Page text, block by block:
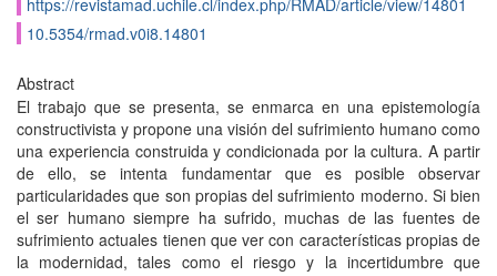
https://revistamad.uchile.cl/index.php/RMAD/article/view/14801
10.5354/rmad.v0i8.14801
Abstract
El trabajo que se presenta, se enmarca en una epistemología
constructivista y propone una visión del sufrimiento humano como
una experiencia construida y condicionada por la cultura. A partir
de ello, se intenta fundamentar que es posible observar
particularidades que son propias del sufrimiento moderno. Si bien
el ser humano siempre ha sufrido, muchas de las fuentes de
sufrimiento actuales tienen que ver con características propias de
la modernidad, tales como el riesgo y la incertidumbre que